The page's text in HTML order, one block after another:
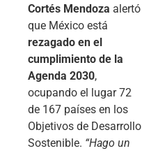
Cortés Mendoza alertó
que México está
rezagado en el
cumplimiento de la
Agenda 2030,
ocupando el lugar 72
de 167 países en los
Objetivos de Desarrollo
Sostenible. “Hago un